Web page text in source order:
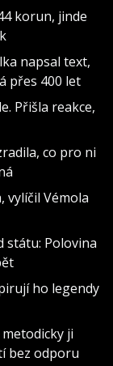
korun, jinde
napsal text,
přes 400 let
Přišla reakce,
co pro ni
vylíčil Vémola
státu: Polovina
ho legendy
ji
bez odporu